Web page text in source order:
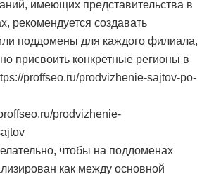
имеющих представительства в
рекомендуется создавать
поддомены для каждого филиала,
присвоить конкретные регионы в
proffseo.ru/prodvizhenie-sajtov-po-
prodvizhenie-
чтобы на поддоменах
как между основной